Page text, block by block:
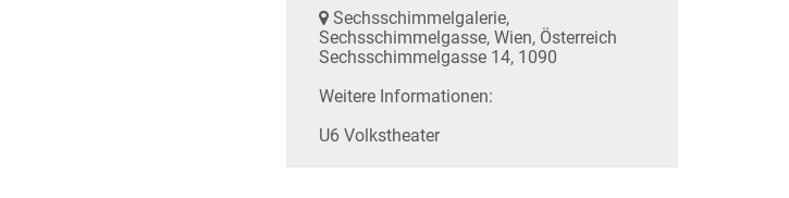
Sechsschimmelgalerie,
Sechsschimmelgasse, Wien, Österreich
Sechsschimmelgasse 14, 1090
Weitere Informationen:
U6 Volkstheater